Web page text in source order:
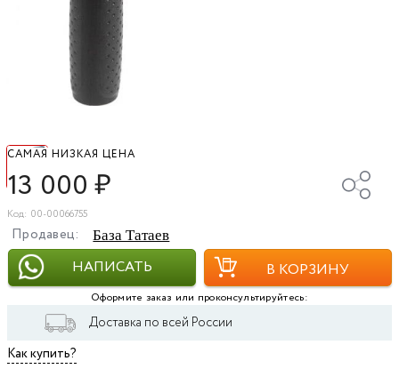
САМАЯ НИЗКАЯ ЦЕНА
13 000₽
Код: 00-00066755
Продавец: База Татаев
НАПИСАТЬ В КОРЗИНУ
Оформите заказ или проконсультируйтесь:
Доставка по всей России
Как купить?